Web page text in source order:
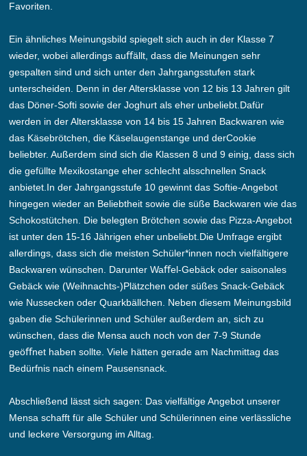
Favoriten.
Ein ähnliches Meinungsbild spiegelt sich auch in der Klasse 7
wieder, wobei allerdings auﬀällt, dass die Meinungen sehr
gespalten sind und sich unter den Jahrgangsstufen stark
unterscheiden. Denn in der Altersklasse von 12 bis 13 Jahren gilt
das Döner-Softi sowie der Joghurt als eher unbeliebt.Dafür
werden in der Altersklasse von 14 bis 15 Jahren Backwaren wie
das Käsebrötchen, die Käselaugenstange und derCookie
beliebter. Außerdem sind sich die Klassen 8 und 9 einig, dass sich
die gefüllte Mexikostange eher schlecht alsschnellen Snack
anbietet.In der Jahrgangsstufe 10 gewinnt das Softie-Angebot
hingegen wieder an Beliebtheit sowie die süße Backwaren wie das
Schokostütchen. Die belegten Brötchen sowie das Pizza-Angebot
ist unter den 15-16 Jährigen eher unbeliebt.Die Umfrage ergibt
allerdings, dass sich die meisten Schüler*innen noch vielfältigere
Backwaren wünschen. Darunter Waﬀel-Gebäck oder saisonales
Gebäck wie (Weihnachts-)Plätzchen oder süßes Snack-Gebäck
wie Nussecken oder Quarkbällchen. Neben diesem Meinungsbild
gaben die Schülerinnen und Schüler außerdem an, sich zu
wünschen, dass die Mensa auch noch von der 7-9 Stunde
geöﬀnet haben sollte. Viele hätten gerade am Nachmittag das
Bedürfnis nach einem Pausensnack.
Abschließend lässt sich sagen: Das vielfältige Angebot unserer
Mensa schafft für alle Schüler und Schülerinnen eine verlässliche
und leckere Versorgung im Alltag.